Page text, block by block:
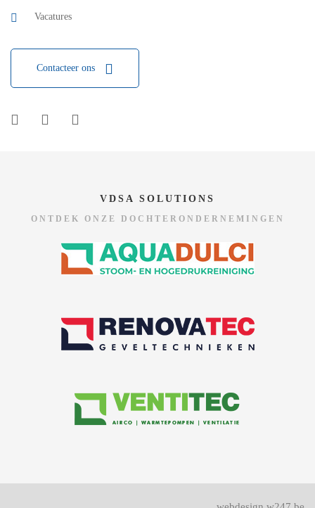
Vacatures
Contacteer ons
VDSA SOLUTIONS
ONTDEK ONZE DOCHTERONDERNEMINGEN